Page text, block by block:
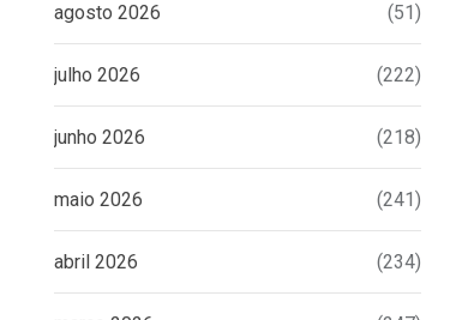
agosto 2026 (51)
julho 2026 (222)
junho 2026 (218)
maio 2026 (241)
abril 2026 (234)